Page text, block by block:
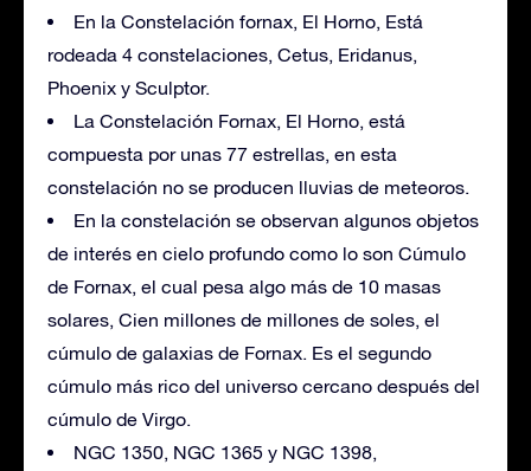
En la Constelación fornax, El Horno, Está
rodeada 4 constelaciones, Cetus, Eridanus,
Phoenix y Sculptor.
La Constelación Fornax, El Horno, está
compuesta por unas 77 estrellas, en esta
constelación no se producen lluvias de meteoros.
En la constelación se observan algunos objetos
de interés en cielo profundo como lo son Cúmulo
de Fornax, el cual pesa algo más de 10 masas
solares, Cien millones de millones de soles, el
cúmulo de galaxias de Fornax. Es el segundo
cúmulo más rico del universo cercano después del
cúmulo de Virgo.
NGC 1350, NGC 1365 y NGC 1398,